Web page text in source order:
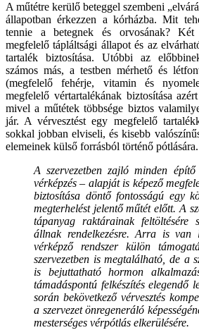
A műtétre kerülő beteggel szembeni
állapotban érkezzen a kórházba. Mit
tennie a betegnek és orvosának? Két
megfelelő tápláltsági állapot és az
tartalék biztosítása. Utóbbi az
számos más, a testben mérhető és
(megfelelő fehérje, vitamin és
megfelelő vértartalékának biztosítása
mivel a műtétek többsége biztos
jár. A vérvesztést egy megfelelő
sokkal jobban elviseli, és kisebb
elemeinek külső forrásból történő pótlására.
A szervezetben zajló minden
vérképzés – alapját is képező
biztosítása döntő fontosságú egy
megterhelést jelentő műtét előtt. A
tápanyag raktárainak feltöltésére
állnak rendelkezésre. Arra is van
vérképző rendszer külön
szervezetben is megtalálható, de a
is bejuttatható hormon
támadáspontú felkészítés elegendő
során bekövetkező vérvesztés
a szervezet önregeneráló
mesterséges vérpótlás elkerülésére.